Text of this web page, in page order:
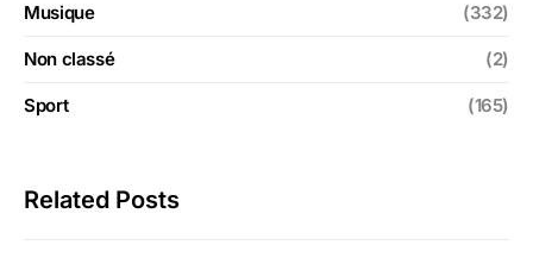
Musique (332)
Non classé (2)
Sport (165)
Related Posts